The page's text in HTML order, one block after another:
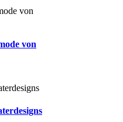
von